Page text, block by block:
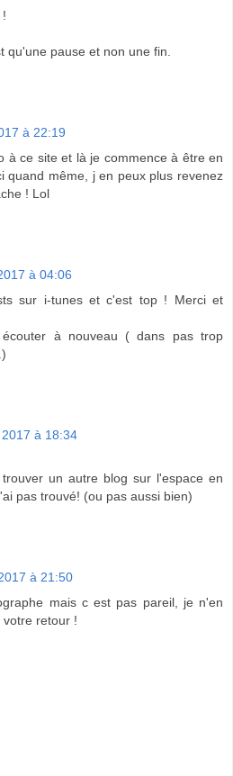
qu'une pause et non une fin.
à 22:19
à ce site et là je commence à être en
quand même, j en peux plus revenez
! Lol
à 04:06
sur i-tunes et c'est top ! Merci et
à nouveau ( dans pas trop
à 18:34
un autre blog sur l'espace en
pas trouvé! (ou pas aussi bien)
à 21:50
mais c est pas pareil, je n'en
retour !